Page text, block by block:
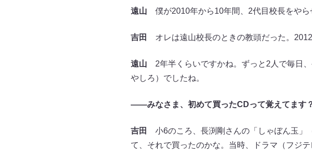
遠山 僕が2010年から10年間、2代目校長をやら
吉田 オレは遠山校長のときの教頭だった。2012
遠山 2年半くらいですかね。ずっと2人で毎日
やしろ）でしたね。
――みなさま、 初めて買ったCDって覚えてます
吉田
小6のころ、長渕剛さんの「しゃぼん玉」
て、それで買ったのかな。当時、ドラマ（フジ